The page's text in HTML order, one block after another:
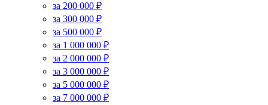
за 200 000 ₽
за 300 000 ₽
за 500 000 ₽
за 1 000 000 ₽
за 2 000 000 ₽
за 3 000 000 ₽
за 5 000 000 ₽
за 7 000 000 ₽